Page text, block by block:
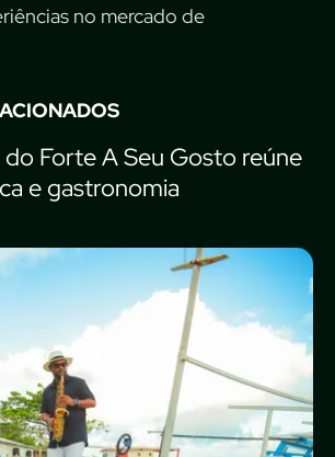
no mercado de
do Forte A Seu Gosto reúne
e gastronomia